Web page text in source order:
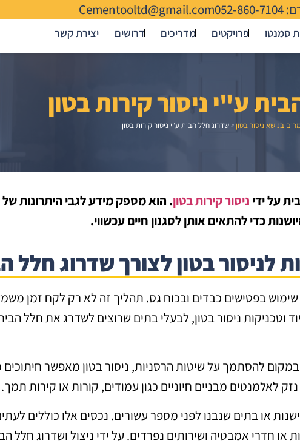
7104
Cementooltd@gmail.com
סמנטו פרויקטים מדריכים דרושים יצירת קשר
ע"י ניסור קירות בטון
בנושא ניסור בטון »שדרוג חלל הבית ע"י ניסור קירות בטון
על ידי ניסור קירות בטון. הוא מספק מידע לגבי היתרונות של
כדי להתאים אותן לסגנון חיים עכשווי.
לניסור בטון לצורך שדרוג חלל
בפטישים כבדים ובכוח גס. תהליך זה לא רק לקח זמן
ניסור בטון, לבעלי בתים שרוצים לשדרג את חלל
להסתמך על שיטות הרסניות, ניסור בטון מאפשר חיתוכים
לאלמנטים מבניים חיוניים כגון עמודים, קורות או קירות תמך.
או בתים שנבנו לפני מספר עשורים. נכסים אלו כוללים
או חדרי אמבטיה ושירותים נפרדים. על ידי ניצול ושדרוג חלל